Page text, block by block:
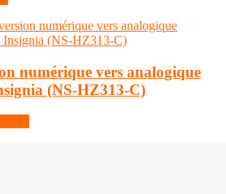
numérique vers analogique
(NS-HZ313-C)